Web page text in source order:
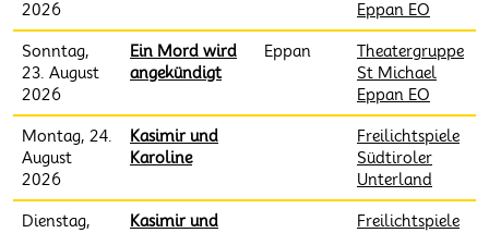
2026
Eppan EO
Sonntag,
23. August
2026
Ein Mord wird
angekündigt
Eppan
Theatergruppe
St Michael
Eppan EO
Montag, 24.
August
2026
Kasimir und
Karoline
Freilichtspiele
Südtiroler
Unterland
Dienstag,
Kasimir und
Freilichtspiele